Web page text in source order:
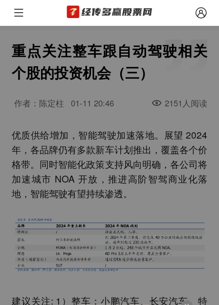
重点关注整车跟自动驾驶相关
个股的投资机会（三）
作者：陈定柱 01-11 20:46 2151人阅读
优质供给增加，智能驾驶加速落地。展望 2024
年，各品牌仍有多款新车计划推出，覆盖各个价
格带。同时智能化政策支持风向明确，各公司将
加速城市 NOA 开放，推进高阶智驾商业化落
地，智能驾驶有望持续渗透。
建议关注: 1）整车：小鹏汽车、长安汽车、特